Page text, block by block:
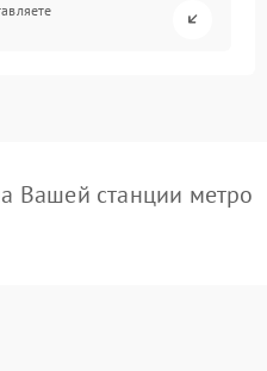
Вашей станции метро